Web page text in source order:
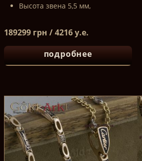
Высота звена 5,5 мм,
189299 грн / 4216 у.е.
подробнее